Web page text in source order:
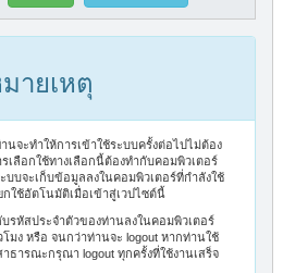
ายเหตุ
นจะทำให้การเข้าใช้ระบบครั้งต่อไปไม่ต้อง
เลือกใช้ทางเลือกนี้ต้องทำกับคอมพิวเตอร์
บบจะเก็บข้อมูลลงในคอมพิวเตอร์ที่กำลังใช้
กใช้อัตโนมัติเมื่อเข้าสู่เวปไซต์นี้
รหัสประจำตัวของท่านลงในคอมพิวเตอร์
โมง หรือ จนกว่าท่านจะ logout หากท่านใช้
าธารณะกรุณา logout ทุกครั้งที่ใช้งานเสร็จ